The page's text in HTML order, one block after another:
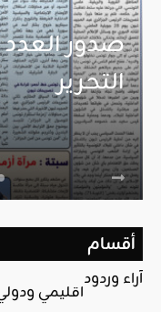
التحرير
أقسام
آراء وردود
اقليمي